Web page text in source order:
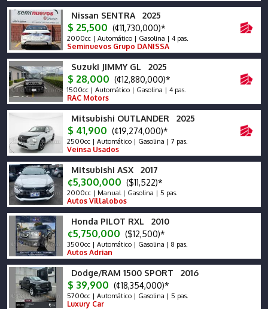
Nissan SENTRA 2025
$ 25,500 (¢11,730,000)*
2000cc | Automático | Gasolina | 4 pas.
Seminuevos Grupo DANISSA
Suzuki JIMMY GL 2025
$ 28,000 (¢12,880,000)*
1500cc | Automático | Gasolina | 4 pas.
RAC Motors
Mitsubishi OUTLANDER 2025
$ 41,900 (¢19,274,000)*
2500cc | Automático | Gasolina | 7 pas.
Veinsa Usados
Mitsubishi ASX 2017
¢5,300,000 ($11,522)*
2000cc | Manual | Gasolina | 5 pas.
Autos Villalobos
Honda PILOT RXL 2010
¢5,750,000 ($12,500)*
3500cc | Automático | Gasolina | 8 pas.
Autos Adrian
Dodge/RAM 1500 SPORT 2016
$ 39,900 (¢18,354,000)*
5700cc | Automático | Gasolina | 5 pas.
Luxury Car